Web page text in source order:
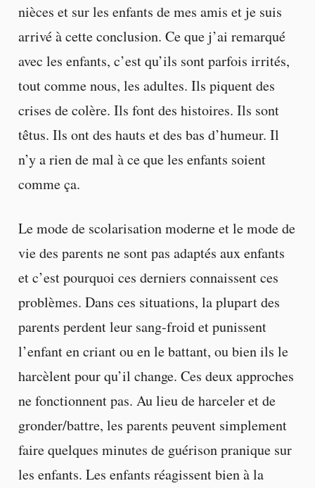
nièces et sur les enfants de mes amis et je suis
arrivé à cette conclusion. Ce que j’ai remarqué
avec les enfants, c’est qu’ils sont parfois irrités,
tout comme nous, les adultes. Ils piquent des
crises de colère. Ils font des histoires. Ils sont
têtus. Ils ont des hauts et des bas d’humeur. Il
n’y a rien de mal à ce que les enfants soient
comme ça.
Le mode de scolarisation moderne et le mode de
vie des parents ne sont pas adaptés aux enfants
et c’est pourquoi ces derniers connaissent ces
problèmes. Dans ces situations, la plupart des
parents perdent leur sang-froid et punissent
l’enfant en criant ou en le battant, ou bien ils le
harcèlent pour qu’il change. Ces deux approches
ne fonctionnent pas. Au lieu de harceler et de
gronder/battre, les parents peuvent simplement
faire quelques minutes de guérison pranique sur
les enfants. Les enfants réagissent bien à la